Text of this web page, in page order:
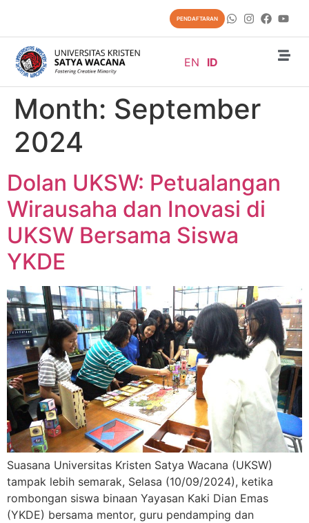
PENDAFTARAN
EN ID
Month: September
2024
Dolan UKSW: Petualangan
Wirausaha dan Inovasi di
UKSW Bersama Siswa
YKDE
Suasana Universitas Kristen Satya Wacana (UKSW)
tampak lebih semarak, Selasa (10/09/2024), ketika
rombongan siswa binaan Yayasan Kaki Dian Emas
(YKDE) bersama mentor, guru pendamping dan